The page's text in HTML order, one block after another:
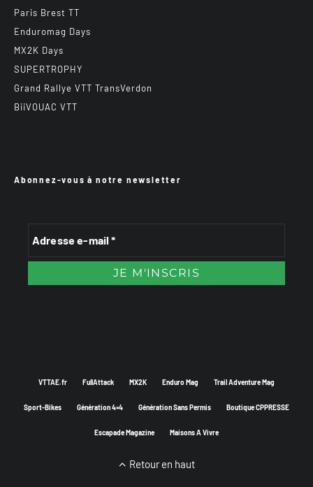
Paris Brest TT
Enduromag Days
MX2K Days
SUPERTROPHY
Grand Rallye VTT TransVerdon
BiiVOUAC VTT
Abonnez-vous à notre newsletter
VTTAE.fr FullAttack MX2K Enduro Mag Trail Adventure Mag
Sport-Bikes Génération 4×4 Génération Sans Permis Boutique CPPRESSE
Escapade Magazine Maisons A Vivre
Retour en haut